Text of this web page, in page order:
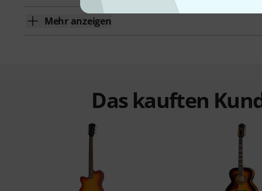
Mehr anzeigen
Das kauften